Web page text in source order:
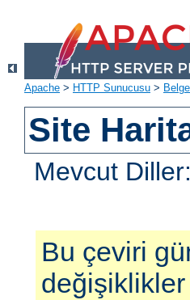
Apache > HTTP Sunucusu >
Site
Mevcut Diller:
Bu çeviri